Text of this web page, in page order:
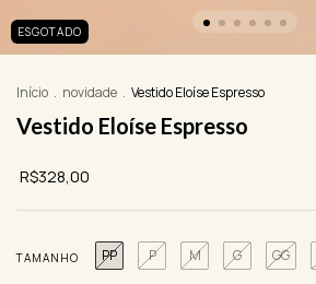
ESGOTADO
Início . novidade . Vestido Eloíse Espresso
Vestido Eloíse Espresso
R$328,00
TAMANHO PP P M G GG